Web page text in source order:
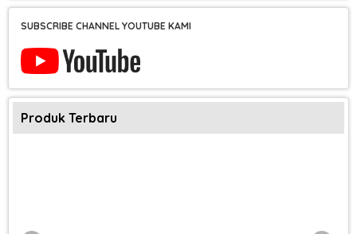
SUBSCRIBE CHANNEL YOUTUBE KAMI
Produk Terbaru